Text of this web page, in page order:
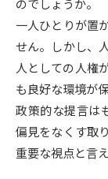
新生活お役立ちガイ
のでしょうか。
一人ひとりが置
せん。しかし、
人としての人権
も良好な環境が
政策的な提言は
偏見をなくす取
重要な視点と言